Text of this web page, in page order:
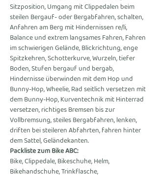
Sitzposition, Umgang mit Clippedalen beim
steilen Bergauf- oder Bergabfahren, schalten,
Anfahren am Berg mit Hindernissen re/li,
Balance und extrem langsames Fahren, Fahren
im schwierigen Gelände, Blickrichtung, enge
Spitzkehren, Schotterkurve, Wurzeln, tiefer
Boden, Stufen bergauf und bergab,
Hindernisse überwinden mit dem Hop und
Bunny-Hop, Wheelie, Rad seitlich versetzen mit
dem Bunny-Hop, Kurventechnik mit Hinterrad
versetzen, richtiges Bremsen bis zur
Vollbremsung, steiles Bergabfahren, lenken,
driften bei steileren Abfahrten, fahren hinter
dem Sattel, Geländekanten.
Packliste zum Bike ABC:
Bike, Clippedale, Bikeschuhe, Helm,
Bikehandschuhe, Trinkflasche,